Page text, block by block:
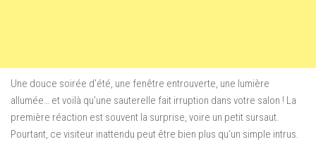
Une douce soirée d’été, une fenêtre entrouverte, une lumière
allumée… et voilà qu’une sauterelle fait irruption dans votre salon ! La
première réaction est souvent la surprise, voire un petit sursaut.
Pourtant, ce visiteur inattendu peut être bien plus qu’un simple intrus.